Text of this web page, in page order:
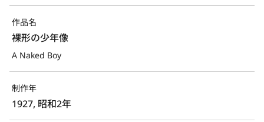
作品名
裸形の少年像
A Naked Boy
制作年
1927, 昭和2年